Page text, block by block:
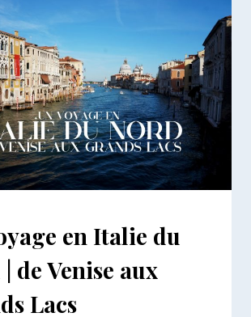
REMETTRE
EN
MOUVEMENT
en Italie du
de Venise aux
Lacs